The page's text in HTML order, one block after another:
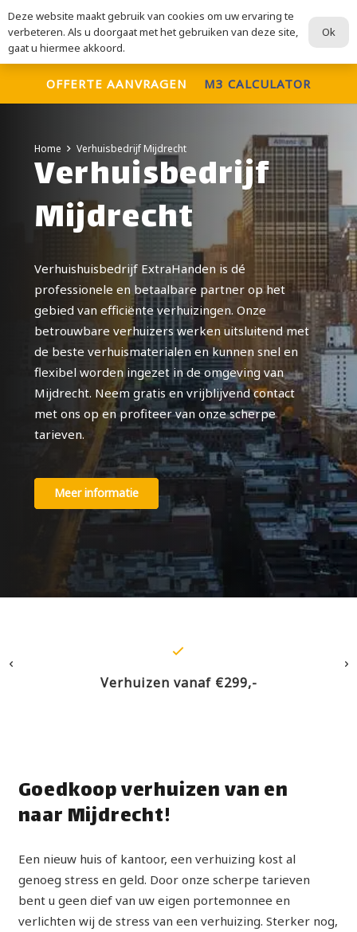
ExtraHanden
Voor al uw verhuisdiensten
OFFERTE AANVRAGEN M3 CALCULATOR
Home Verhuisbedrijf Mijdrecht
Verhuisbedrijf
Mijdrecht
Verhuishuisbedrijf ExtraHanden is dé
professionele en betaalbare partner op het
gebied van efficiënte verhuizingen. Onze
betrouwbare verhuizers werken uitsluitend met
de beste verhuismaterialen en kunnen snel en
flexibel worden ingezet in de omgeving van
Mijdrecht. Neem gratis en vrijblijvend contact
met ons op en profiteer van onze scherpe
tarieven.
Meer informatie
Verhuizen vanaf €299,-
Goedkoop verhuizen van en
naar Mijdrecht!
Een nieuw huis of kantoor, een verhuizing kost al
genoeg stress en geld. Door onze scherpe tarieven
bent u geen dief van uw eigen portemonnee en
verlichten wij de stress van een verhuizing. Sterker nog,
Deze website maakt gebruik van cookies om uw ervaring te
verbeteren. Als u doorgaat met het gebruiken van deze site,
gaat u hiermee akkoord.
Ok